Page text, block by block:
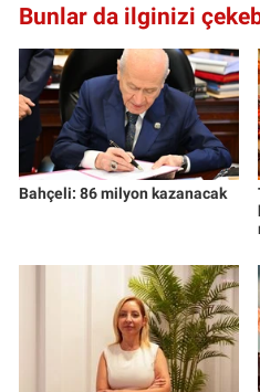
Bunlar da ilginizi
Bahçeli: 86 milyon kazanacak